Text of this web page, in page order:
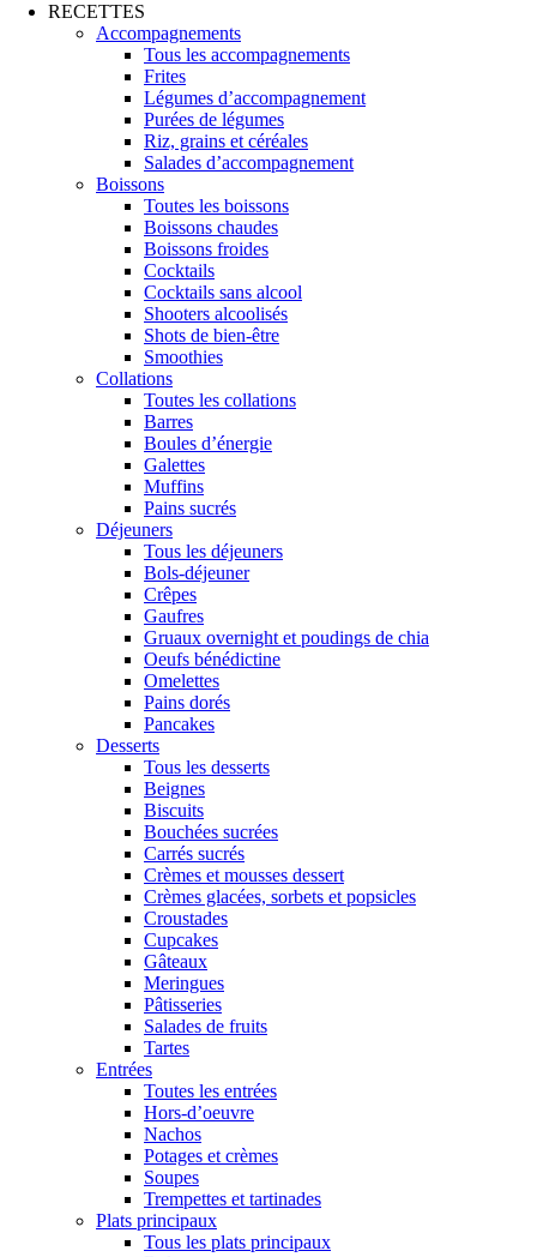
RECETTES
Accompagnements
Tous les accompagnements
Frites
Légumes d’accompagnement
Purées de légumes
Riz, grains et céréales
Salades d’accompagnement
Boissons
Toutes les boissons
Boissons chaudes
Boissons froides
Cocktails
Cocktails sans alcool
Shooters alcoolisés
Shots de bien-être
Smoothies
Collations
Toutes les collations
Barres
Boules d’énergie
Galettes
Muffins
Pains sucrés
Déjeuners
Tous les déjeuners
Bols-déjeuner
Crêpes
Gaufres
Gruaux overnight et poudings de chia
Oeufs bénédictine
Omelettes
Pains dorés
Pancakes
Desserts
Tous les desserts
Beignes
Biscuits
Bouchées sucrées
Carrés sucrés
Crèmes et mousses dessert
Crèmes glacées, sorbets et popsicles
Croustades
Cupcakes
Gâteaux
Meringues
Pâtisseries
Salades de fruits
Tartes
Entrées
Toutes les entrées
Hors-d’oeuvre
Nachos
Potages et crèmes
Soupes
Trempettes et tartinades
Plats principaux
Tous les plats principaux